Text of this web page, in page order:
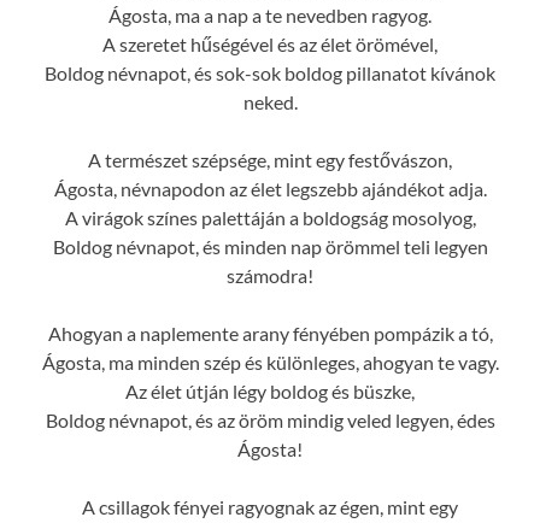
Ágosta, ma a nap a te nevedben ragyog.
A szeretet hűségével és az élet örömével,
Boldog névnapot, és sok-sok boldog pillanatot kívánok
neked.
A természet szépsége, mint egy festővászon,
Ágosta, névnapodon az élet legszebb ajándékot adja.
A virágok színes palettáján a boldogság mosolyog,
Boldog névnapot, és minden nap örömmel teli legyen
számodra!
Ahogyan a naplemente arany fényében pompázik a tó,
Ágosta, ma minden szép és különleges, ahogyan te vagy.
Az élet útján légy boldog és büszke,
Boldog névnapot, és az öröm mindig veled legyen, édes
Ágosta!
A csillagok fényei ragyognak az égen, mint egy